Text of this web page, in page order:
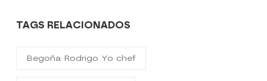
TAGS RELACIONADOS
Begoña Rodrigo Yo chef